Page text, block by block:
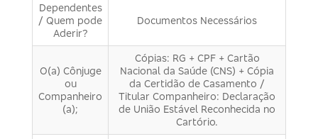
Dependentes
/ Quem pode
Aderir?
Documentos Necessários
O(a) Cônjuge
ou
Companheiro
(a);
Cópias: RG + CPF + Cartão
Nacional da Saúde (CNS) + Cópia
da Certidão de Casamento /
Titular Companheiro: Declaração
de União Estável Reconhecida no
Cartório.